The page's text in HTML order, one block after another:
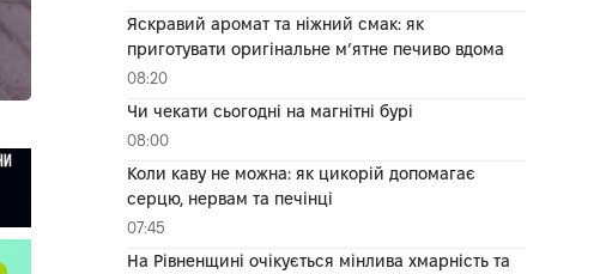
Яскравий аромат та ніжний смак: як
приготувати оригінальне м’ятне печиво вдома
08:20
Чи чекати сьогодні на магнітні бурі
08:00
Коли каву не можна: як цикорій допомагає
серцю, нервам та печінці
07:45
На Рівненщині очікується мінлива хмарність та